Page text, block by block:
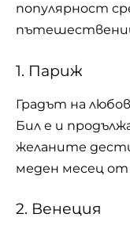
популярност
1. Париж
Градът на
Бил е и
желаните
меден месец от
2. Венеция